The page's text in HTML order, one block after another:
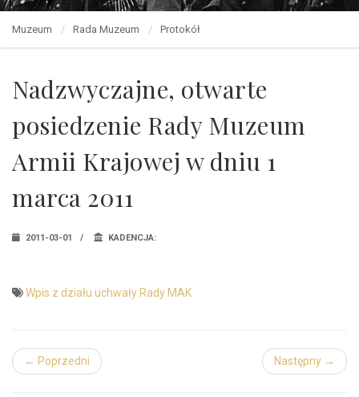
Muzeum Rada Muzeum Protokół
Nadzwyczajne, otwarte
posiedzenie Rady Muzeum
Armii Krajowej w dniu 1
marca 2011
2011-03-01 KADENCJA:
Wpis z działu uchwały Rady MAK
← Poprzedni Następny →